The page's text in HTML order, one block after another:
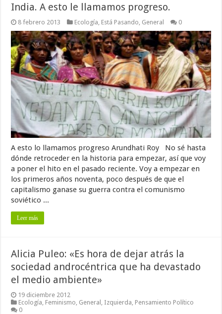
India. A esto le llamamos progreso.
8 febrero 2013 Ecología Está Pasando General 0
A esto lo llamamos progreso Arundhati Roy No sé hasta
dónde retroceder en la historia para empezar, así que voy
a poner el hito en el pasado reciente. Voy a empezar en
los primeros años noventa, poco después de que el
capitalismo ganase su guerra contra el comunismo
soviético ...
Leer más
Alicia Puleo: «Es hora de dejar atrás la
sociedad androcéntrica que ha devastado
el medio ambiente»
19 diciembre 2012
Ecología Feminismo General Izquierda Pensamiento Político
0